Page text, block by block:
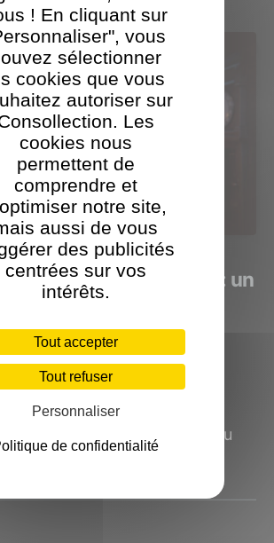
Case of Benedict Fox: un
avec un gameplay
juin 2023
images du jeu que j’ai pu
années, j’ai suivi ce titre...
! En cliquant sur
vous
sélectionner
cookies que vous
autoriser sur
Les
cookies nous
permettent de
comprendre et
notre site,
aussi de vous
des publicités
centrées sur vos
intérêts.
Tout accepter
Tout refuser
Personnaliser
de confidentialité